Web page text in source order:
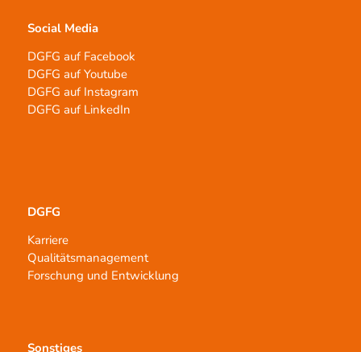
Social Media
DGFG auf Facebook
DGFG auf Youtube
DGFG auf Instagram
DGFG auf LinkedIn
DGFG
Karriere
Qualitätsmanagement
Forschung und Entwicklung
Sonstiges